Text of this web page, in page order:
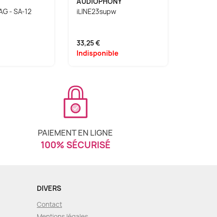
- SA-12
iLINE23supw
33,25 €
Indisponible
PAIEMENT EN LIGNE
100% SÉCURISÉ
DIVERS
Contact